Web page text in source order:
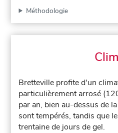
Méthodologie
Bretteville profite d'un
particulièrement arrosé
par an, bien au-dessus de
sont tempérés, tandis que
trentaine de jours de gel.